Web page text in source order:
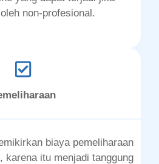
non-profesional.
biaya pemeliharaan
karena itu menjadi tanggung